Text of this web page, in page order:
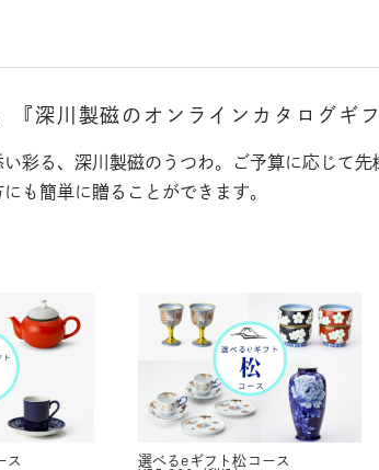
『深川製磁のオンラインカタログギフ
彩る、深川製磁のうつわ。ご予算に応じて
も簡単に贈ることができます。
ス 選べるeギフト松コース